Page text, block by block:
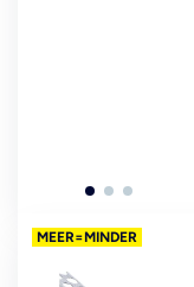
MEER=MINDER